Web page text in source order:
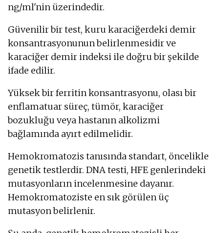
ng/ml'nin üzerindedir.
Güvenilir bir test, kuru karaciğerdeki demir
konsantrasyonunun belirlenmesidir ve
karaciğer demir indeksi ile doğru bir şekilde
ifade edilir.
Yüksek bir ferritin konsantrasyonu, olası bir
enflamatuar süreç, tümör, karaciğer
bozukluğu veya hastanın alkolizmi
bağlamında ayırt edilmelidir.
Hemokromatozis tanısında standart, öncelikle
genetik testlerdir. DNA testi, HFE genlerindeki
mutasyonların incelenmesine dayanır.
Hemokromatoziste en sık görülen üç
mutasyon belirlenir.